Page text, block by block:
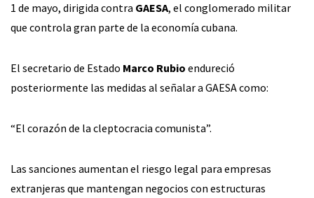
1 de mayo, dirigida contra GAESA, el conglomerado militar
que controla gran parte de la economía cubana.
El secretario de Estado Marco Rubio endureció
posteriormente las medidas al señalar a GAESA como:
“El corazón de la cleptocracia comunista”.
Las sanciones aumentan el riesgo legal para empresas
extranjeras que mantengan negocios con estructuras